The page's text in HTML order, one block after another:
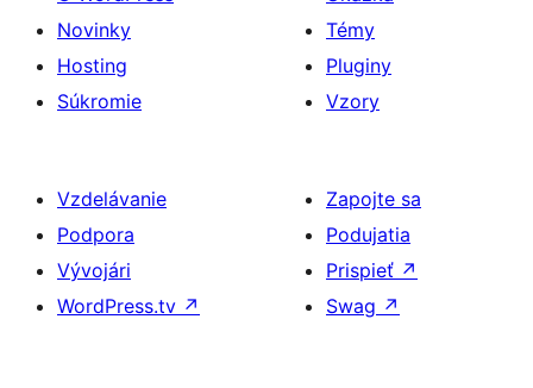
Novinky
Hosting
Súkromie
Témy
Pluginy
Vzory
Vzdelávanie
Podpora
Vývojári
WordPress.tv ↗
Zapojte sa
Podujatia
Prispieť ↗
Swag ↗